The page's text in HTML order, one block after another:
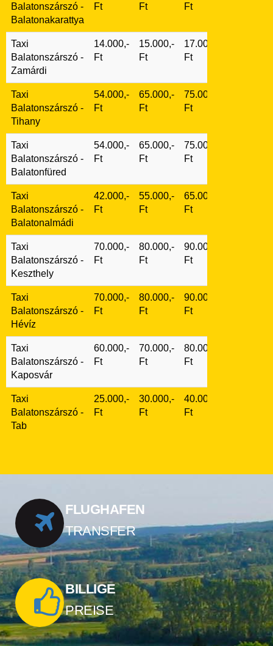
Balatonszárszó -
Balatonakarattya
Ft Ft Ft
Taxi
Balatonszárszó -
Zamárdi
14.000,-
Ft
15.000,-
Ft
17.000,-
Ft
Taxi
Balatonszárszó -
Tihany
54.000,-
Ft
65.000,-
Ft
75.000,-
Ft
Taxi
Balatonszárszó -
Balatonfüred
54.000,-
Ft
65.000,-
Ft
75.000,-
Ft
Taxi
Balatonszárszó -
Balatonalmádi
42.000,-
Ft
55.000,-
Ft
65.000,-
Ft
Taxi
Balatonszárszó -
Keszthely
70.000,-
Ft
80.000,-
Ft
90.000,-
Ft
Taxi
Balatonszárszó -
Hévíz
70.000,-
Ft
80.000,-
Ft
90.000,-
Ft
Taxi
Balatonszárszó -
Kaposvár
60.000,-
Ft
70.000,-
Ft
80.000,-
Ft
Taxi
Balatonszárszó -
Tab
25.000,-
Ft
30.000,-
Ft
40.000,-
Ft
FLUGHAFEN
TRANSFER
BILLIGE
PREISE